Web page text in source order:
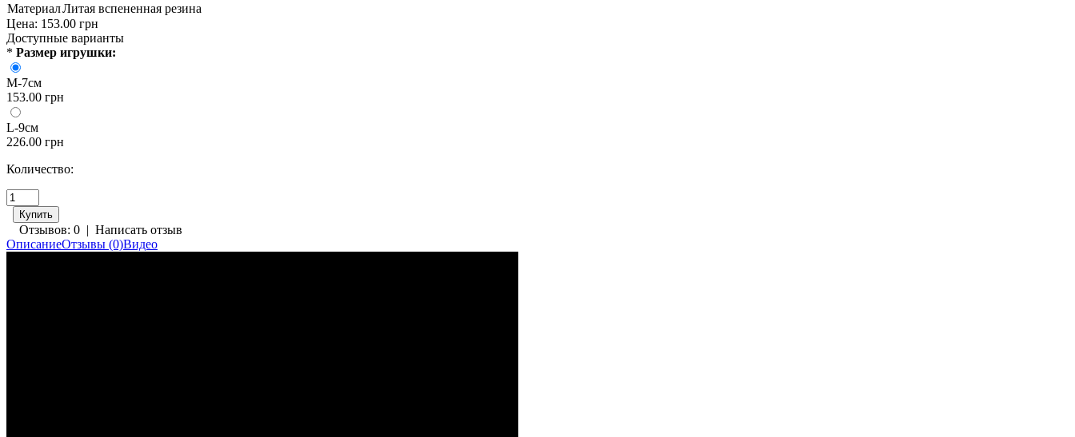
МатериалЛитая вспененная резина
Цена: 153.00 грн
Доступные варианты
* Размер игрушки:
M-7см
153.00 грн
L-9см
226.00 грн
Количество:
Отзывов: 0 | Написать отзыв
ОписаниеОтзывы (0)Видео